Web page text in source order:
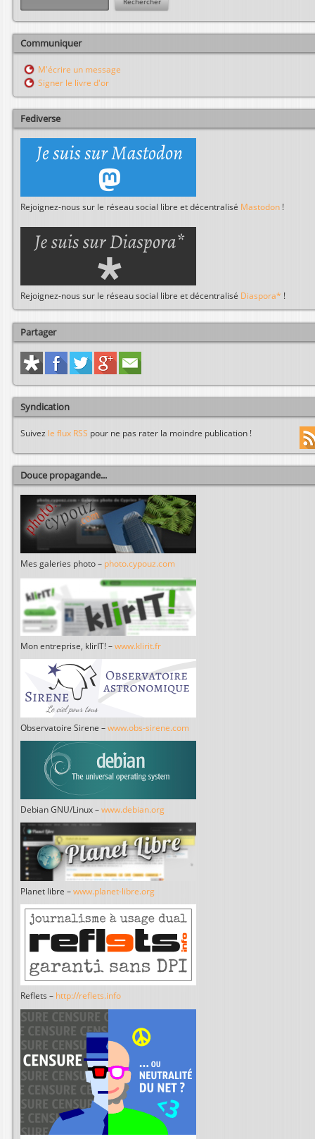
e
c
h
e
h
r
Communiquer
M'écrire un message
Signer le livre d'or
Fediverse
Rejoignez-nous sur le réseau social libre et décentralisé Mastodon !
Rejoignez-nous sur le réseau social libre et décentralisé Diaspora* !
Partager
Syndication
Suivez le flux RSS pour ne pas rater la moindre publication !
Douce propagande...
Mes galeries photo – photo.cypouz.com
Mon entreprise, klirIT! – www.klirit.fr
Observatoire Sirene – www.obs-sirene.com
Debian GNU/Linux – www.debian.org
Planet libre – www.planet-libre.org
Reflets – http://reflets.info